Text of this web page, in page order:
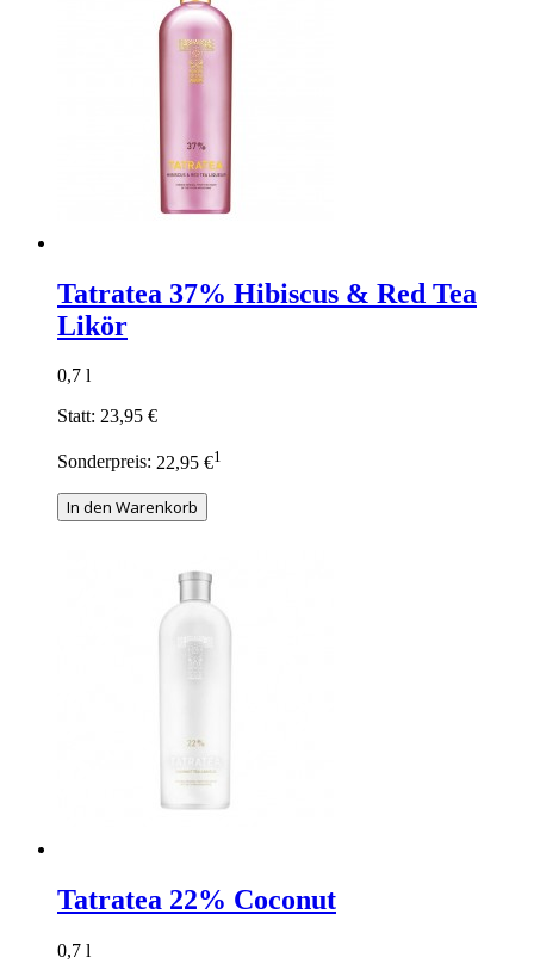
Tatratea 37% Hibiscus & Red Tea
Likör
0,7 l
Statt: 23,95 €
Sonderpreis: 22,95 €1
In den Warenkorb
Tatratea 22% Coconut
0,7 l